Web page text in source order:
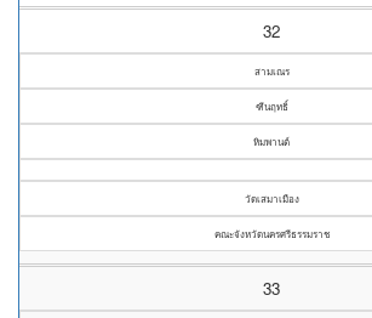
32
สามเณร
ฑีนฤทธิ์
หิมพานต์
วัดเสมาเมือง
คณะจังหวัดนครศรีธรรมราช
33